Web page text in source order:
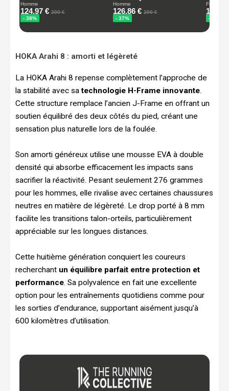
HOKA Arahi 8 : amorti et légèreté
La HOKA Arahi 8 repense complètement l’approche de
la stabilité avec satechnologie H-Frame innovante.
Cette structure remplace l’ancien J-Frame en offrant un
soutien équilibré des deux côtés du pied, créant une
sensation plus naturelle lors de la foulée.
Son amorti généreux utilise une mousse EVA à double
densité qui absorbe efficacement les impacts sans
sacrifier la réactivité. Pesant seulement 276 grammes
pour les hommes, elle rivalise avec certaines chaussures
neutres en matière de légèreté. Le drop porté à 8 mm
facilite les transitions talon-orteils, particulièrement
appréciable sur les longues distances.
Cette huitième génération conquiert les coureurs
recherchant un équilibre parfait entre protection et
performance. Sa polyvalence en fait une excellente
option pour les entraînements quotidiens comme pour
les sorties d’endurance, supportant aisément jusqu’à
600 kilomètres d’utilisation.